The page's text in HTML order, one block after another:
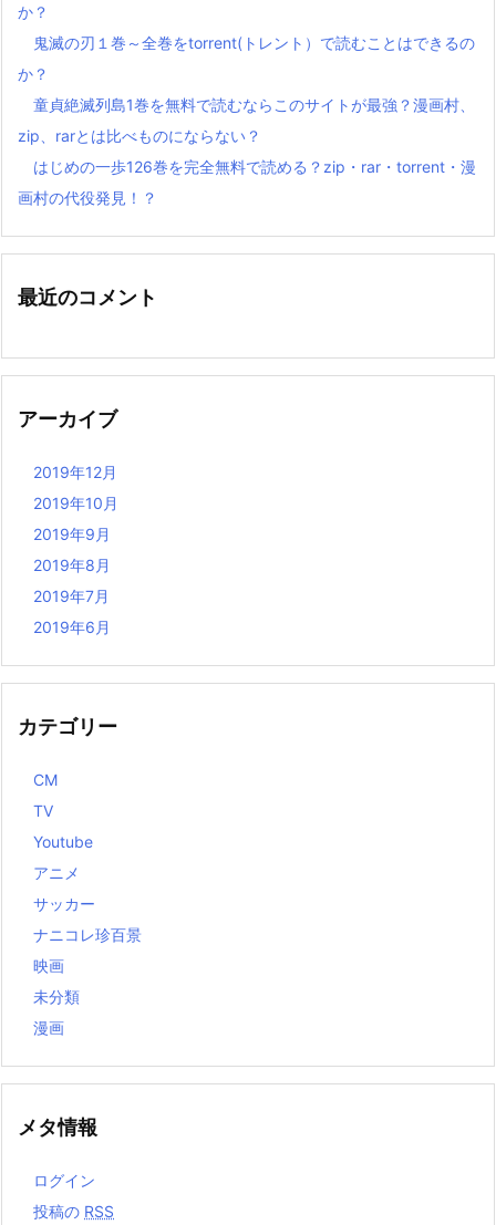
か？
鬼滅の刃１巻～全巻をtorrent(トレント）で読むことはできるの
か？
童貞絶滅列島1巻を無料で読むならこのサイトが最強？漫画村、
zip、rarとは比べものにならない？
はじめの一歩126巻を完全無料で読める？zip・rar・torrent・漫
画村の代役発見！？
最近のコメント
アーカイブ
2019年12月
2019年10月
2019年9月
2019年8月
2019年7月
2019年6月
カテゴリー
CM
TV
Youtube
アニメ
サッカー
ナニコレ珍百景
映画
未分類
漫画
メタ情報
ログイン
投稿の RSS